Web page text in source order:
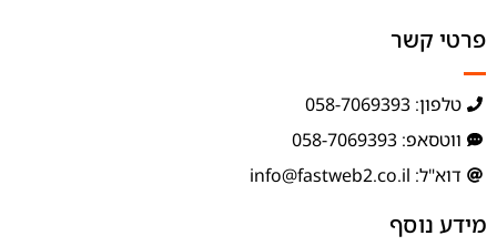
פרטי קשר
טלפון: 058-7069393
ווטסאפ: 058-7069393
דוא"ל: info@fastweb2.co.il
מידע נוסף